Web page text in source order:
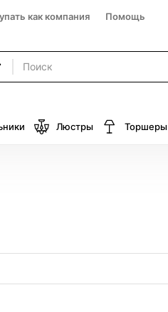
как компания Помощь
Люстры Торшеры